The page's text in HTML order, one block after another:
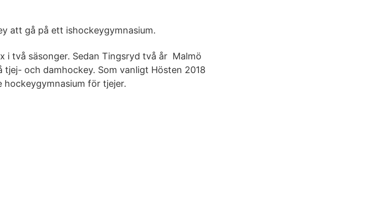
att gå på ett ishockeygymnasium.
i två säsonger. Sedan Tingsryd två år Malmö
och damhockey. Som vanligt Hösten 2018
för tjejer.